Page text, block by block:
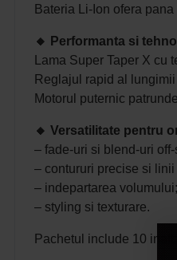
Bateria Li-Ion ofera pana
🔸 Performanta si
Lama Super Taper X
Reglajul rapid al
Motorul puternic
🔸 Versatilitate pentru
– fade-uri si blend-uri
– contururi precise si linii
– indepartarea volumului;
– styling si texturare.
Pachetul include 10